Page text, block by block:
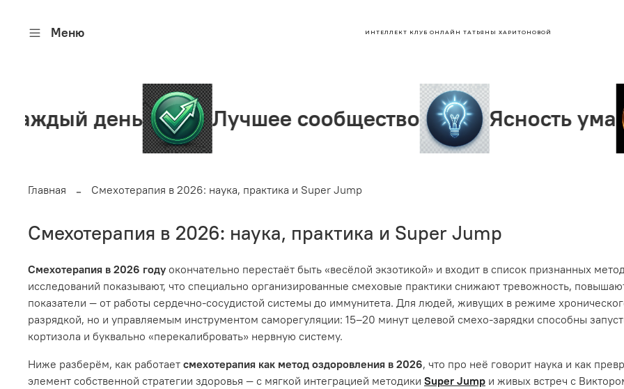
Меню ИНТЕЛЛЕКТ КЛУБ ОНЛАЙН ТАТЬЯНЫ ХАРИТОНОВОЙ
Лучшее сообщество Ясность ума
Главная Смехотерапия в 2026: наука, практика и Super Jump
Смехотерапия в 2026: наука, практика и Super Jump
Смехотерапия в 2026 году окончательно перестаёт быть «весёлой экзотикой» и входит в список признанных
исследований показывают, что специально организированные смеховые практики снижают тревожность,
показатели — от работы сердечно‑сосудистой системы до иммунитета. Для людей, живущих в режиме
разрядкой, но и управляемым инструментом саморегуляции: 15–20 минут целевой смехо‑зарядки способны
кортизола и буквально «перекалибровать» нервную систему.
Ниже разберём, как работает смехотерапия как метод оздоровления в 2026, что про неё говорит наука и как
элемент собственной стратегии здоровья — с мягкой интеграцией методики Super Jump и живых встреч с